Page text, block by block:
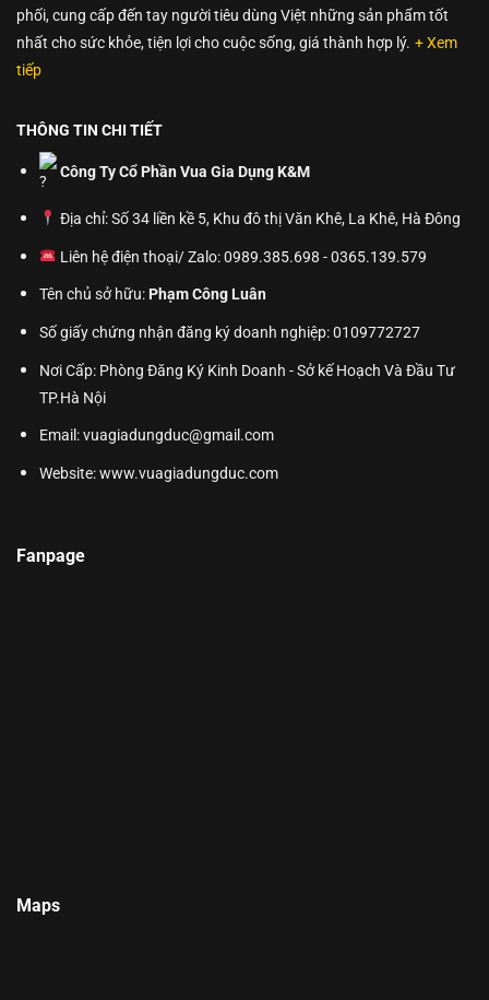
phối, cung cấp đến tay người tiêu dùng Việt những sản phẩm tốt
nhất cho sức khỏe, tiện lợi cho cuộc sống, giá thành hợp lý. + Xem
tiếp
THÔNG TIN CHI TIẾT
Công Ty Cổ Phần Vua Gia Dụng K&M
Địa chỉ: Số 34 liền kề 5, Khu đô thị Văn Khê, La Khê, Hà Đông
Liên hệ điện thoại/ Zalo: 0989.385.698 - 0365.139.579
Tên chủ sở hữu:Phạm Công Luân
Số giấy chứng nhận đăng ký doanh nghiệp: 0109772727
Nơi Cấp: Phòng Đăng Ký Kinh Doanh - Sở kế Hoạch Và Đầu Tư
TP.Hà Nội
Email: vuagiadungduc@gmail.com
Website:www.vuagiadungduc.com
Fanpage
Maps